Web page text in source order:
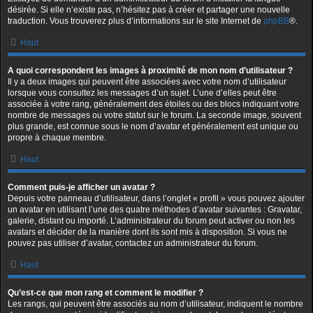
désirée. Si elle n’existe pas, n’hésitez pas à créer et partager une nouvelle
traduction. Vous trouverez plus d’informations sur le site Internet de phpBB®.
Haut
A quoi correspondent les images à proximité de mon nom d’utilisateur ?
Il y a deux images qui peuvent être associées avec votre nom d’utilisateur
lorsque vous consultez les messages d’un sujet. L’une d’elles peut être
associée à votre rang, généralement des étoiles ou des blocs indiquant votre
nombre de messages ou votre statut sur le forum. La seconde image, souvent
plus grande, est connue sous le nom d’avatar et généralement est unique ou
propre à chaque membre.
Haut
Comment puis-je afficher un avatar ?
Depuis votre panneau d’utilisateur, dans l’onglet « profil » vous pouvez ajouter
un avatar en utilisant l’une des quatre méthodes d’avatar suivantes : Gravatar,
galerie, distant ou importé. L’administrateur du forum peut activer ou non les
avatars et décider de la manière dont ils sont mis à disposition. Si vous ne
pouvez pas utiliser d’avatar, contactez un administrateur du forum.
Haut
Qu’est-ce que mon rang et comment le modifier ?
Les rangs, qui peuvent être associés au nom d’utilisateur, indiquent le nombre